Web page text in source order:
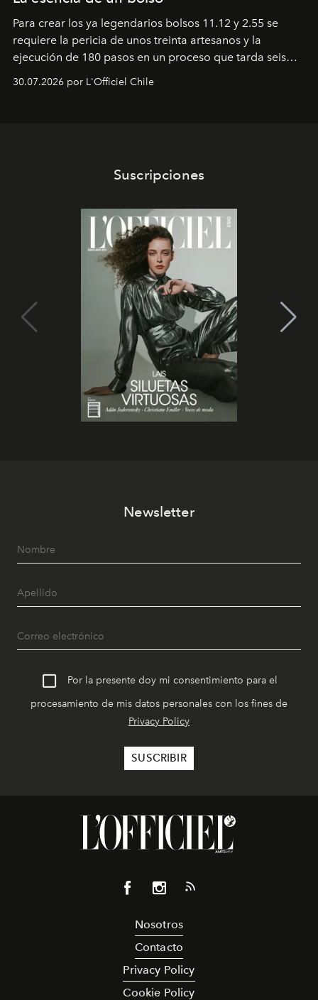
Para crear los ya legendarios bolsos 11.12 y 2.55 se
requiere la pericia de unos treinta artesanos y la
ejecución de 180 pasos en un proceso que tarda seis
que se enseña solamente en la escuela de formación de
30.07.2026 por L'Officiel Chile
Suscripciones
Newsletter
Por la presente doy mi consentimiento para el
procesamiento de mis datos personales con los fines de
Privacy Policy
Nosotros
Contacto
Privacy Policy
Cookie Policy